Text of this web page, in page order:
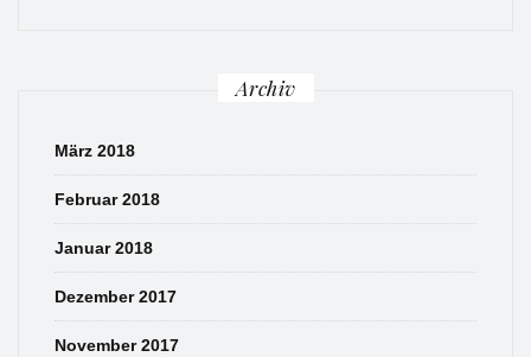
Archiv
März 2018
Februar 2018
Januar 2018
Dezember 2017
November 2017